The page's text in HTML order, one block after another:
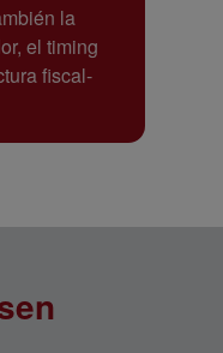
la
el timing
fiscal-